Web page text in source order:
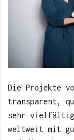
Die Projekte
transparent,
sehr
weltweit mit